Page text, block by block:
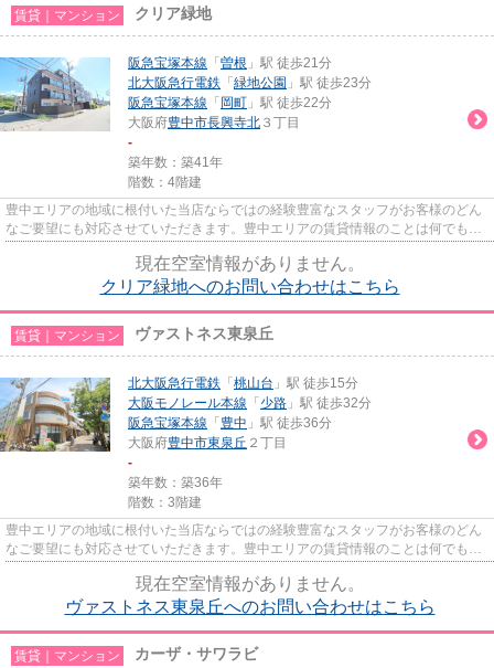
賃貸｜マンション クリア緑地
阪急宝塚本線 「 曽根 」駅 徒歩21分
北大阪急行電鉄 「 緑地公園 」駅 徒歩23分
阪急宝塚本線 「 岡町 」駅 徒歩22分
大阪府豊中市長興寺北 ３丁目
-
築年数：築41年
階数：4階建
豊中エリアの地域に根付いた当店ならではの経験豊富なスタッフがお客様のどん
なご要望にも対応させていただきます。豊中エリアの賃貸情報のことは何でもお
現在空室情報がありません。
クリア緑地へのお問い合わせはこちら
賃貸｜マンション ヴァストネス東泉丘
北大阪急行電鉄 「 桃山台 」駅 徒歩15分
大阪モノレール本線 「 少路 」駅 徒歩32分
阪急宝塚本線 「 豊中 」駅 徒歩36分
大阪府豊中市東泉丘 ２丁目
-
築年数：築36年
階数：3階建
豊中エリアの地域に根付いた当店ならではの経験豊富なスタッフがお客様のどん
なご要望にも対応させていただきます。豊中エリアの賃貸情報のことは何でもお
現在空室情報がありません。
ヴァストネス東泉丘へのお問い合わせはこちら
賃貸｜マンション カーザ・サワラビ